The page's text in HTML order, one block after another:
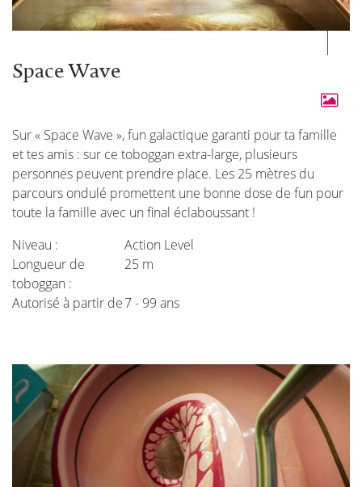
Space Wave
Sur « Space Wave », fun galactique garanti pour ta famille
et tes amis : sur ce toboggan extra-large, plusieurs
personnes peuvent prendre place. Les 25 mètres du
parcours ondulé promettent une bonne dose de fun pour
toute la famille avec un final éclaboussant !
Niveau :
Action Level
Longueur de
toboggan :
25 m
Autorisé à partir de7 - 99 ans